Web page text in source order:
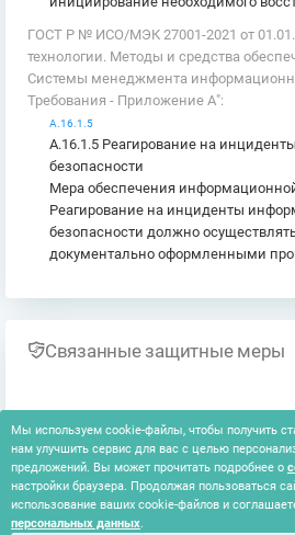
ГОСТ Р № ИСО/МЭК 27001-2021 от
технологии. Методы и средства
Системы менеджмента
Требования - Приложение А":
A.16.1.5
A.16.1.5 Реагирование на
безопасности
Мера обеспечения
Реагирование на инциденты
безопасности должно
документально оформленными
Связанные защитные меры
Ничего не найдено
Мы используем cookie-файлы, чтобы получить
нам улучшить сервис для вас с целью
предложений. Вы может прочитать подробнее о
настройки браузера. Продолжая пользоваться
использование ваших cookie-файлов и
персональных данных.